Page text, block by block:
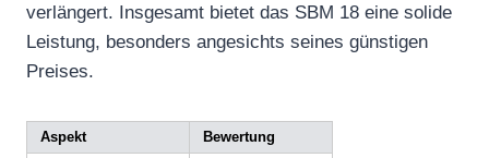
verlängert. Insgesamt bietet das SBM 18 eine solide
Leistung, besonders angesichts seines günstigen
Preises.
Aspekt
Bewertung